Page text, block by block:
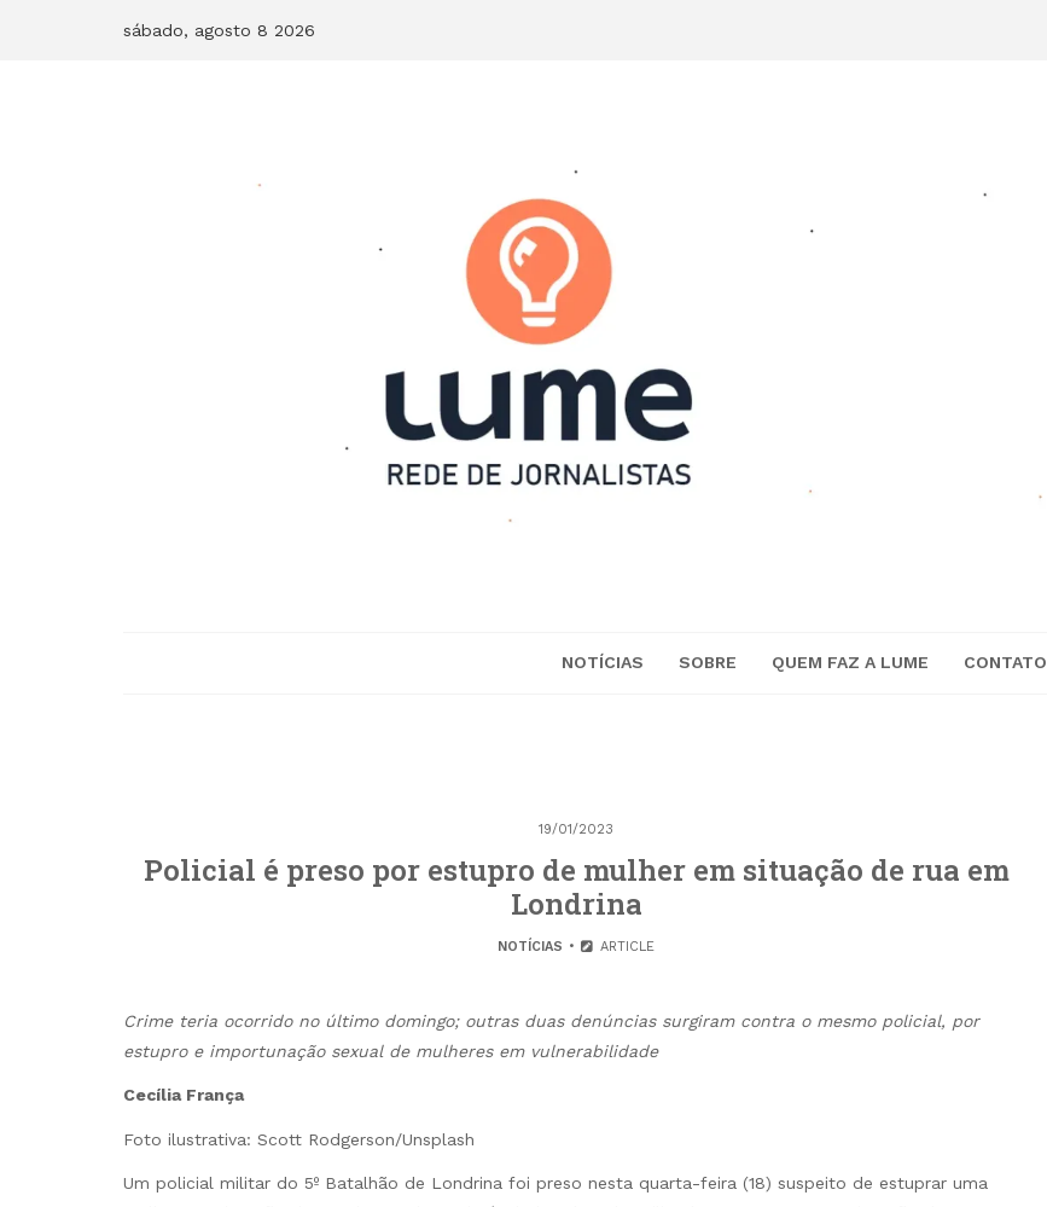
sábado, agosto 8 2026
NOTÍCIAS SOBRE QUEM FAZ A LUME CONTATO
19/01/2023
Policial é preso por estupro de mulher em situação de rua em
Londrina
NOTÍCIAS ARTICLE
Crime teria ocorrido no último domingo; outras duas denúncias surgiram contra o mesmo policial, por
estupro e importunação sexual de mulheres em vulnerabilidade
Cecília França
Foto ilustrativa: Scott Rodgerson/Unsplash
Um policial militar do 5º Batalhão de Londrina foi preso nesta quarta-feira (18) suspeito de estuprar uma